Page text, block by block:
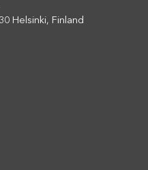
Helsinki, Finland